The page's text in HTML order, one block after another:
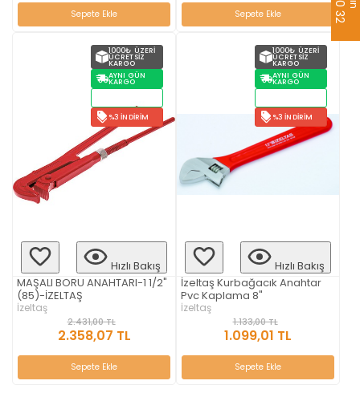
Sepete Ekle Sepete Ekle
1000₺ ÜZERI
ÜCRETSIZ
KARGO
AYNI GÜN
KARGO
%3 İNDIRIM
Hızlı Bakış
MAŞALI BORU ANAHTARI-1 1/2"
(85)-İZELTAŞ
İzeltaş
2.431,00 TL
2.358,07 TL
Sepete Ekle
1000₺ ÜZERI
ÜCRETSIZ
KARGO
AYNI GÜN
KARGO
%3 İNDIRIM
Hızlı Bakış
İzeltaş Kurbağacık Anahtar
Pvc Kaplama 8"
İzeltaş
1.133,00 TL
1.099,01 TL
Sepete Ekle